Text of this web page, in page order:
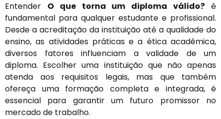
Entender O que torna um diploma válido? é
fundamental para qualquer estudante e profissional.
Desde a acreditação da instituição até a qualidade do
ensino, as atividades práticas e a ética acadêmica,
diversos fatores influenciam a validade de um
diploma. Escolher uma instituição que não apenas
atenda aos requisitos legais, mas que também
ofereça uma formação completa e integrada, é
essencial para garantir um futuro promissor no
mercado de trabalho.